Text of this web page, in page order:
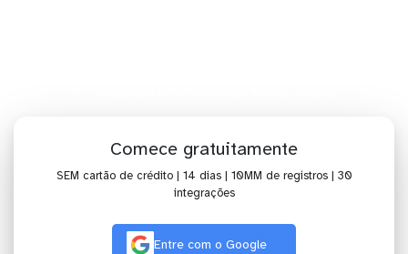
Comece gratuitamente
SEM cartão de crédito | 14 dias | 10MM de registros | 30
integrações
Entre com o Google